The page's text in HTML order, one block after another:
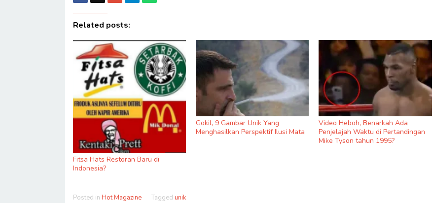
Related posts:
Fitsa Hats Restoran Baru di
Indonesia?
Gokil, 9 Gambar Unik Yang
Menghasilkan Perspektif Ilusi Mata
Video Heboh, Benarkah Ada
Penjelajah Waktu di Pertandingan
Mike Tyson tahun 1995?
Posted in Hot Magazine Tagged unik